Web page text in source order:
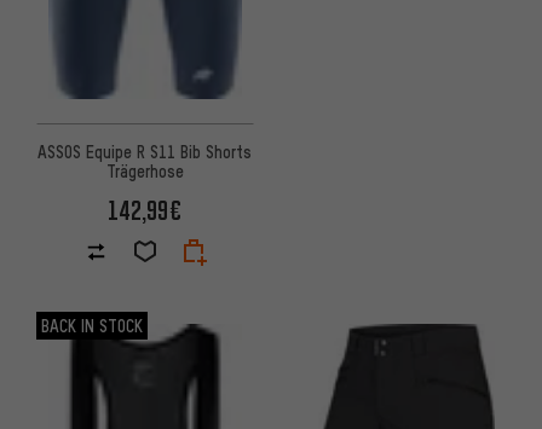
ASSOS Equipe R S11 Bib Shorts
Trägerhose
142,99€
BACK IN STOCK